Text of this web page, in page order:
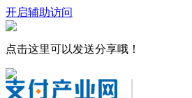
开启辅助访问
点击这里可以发送分享哦！